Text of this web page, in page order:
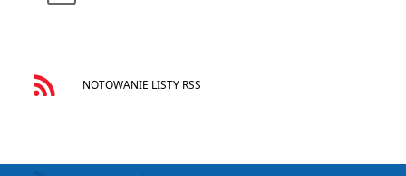
NOTOWANIE LISTY RSS